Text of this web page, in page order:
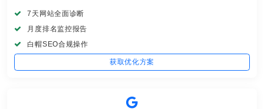
7天网站全面诊断
月度排名监控报告
白帽SEO合规操作
获取优化方案